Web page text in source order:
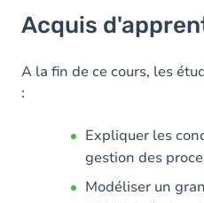
Objectifs
Contenu
Acquis
A la fin de ce cours, les
:
Expliquer les
gestion des
Modéliser un